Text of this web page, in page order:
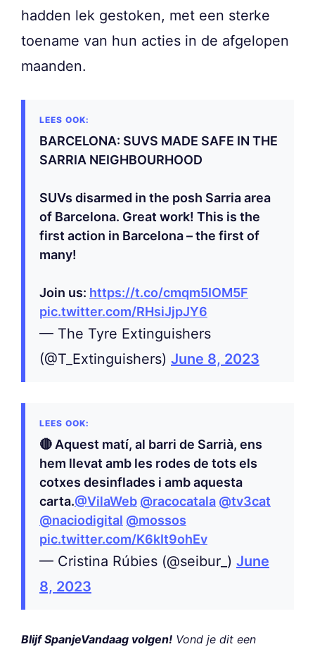
hadden lek gestoken, met een sterke
toename van hun acties in de afgelopen
maanden.
BARCELONA: SUVS MADE SAFE IN THE
SARRIA NEIGHBOURHOOD
SUVs disarmed in the posh Sarria area
of Barcelona. Great work! This is the
first action in Barcelona – the first of
many!
Join us: https://t.co/cmqm5IOM5F
pic.twitter.com/RHsiJjpJY6
— The Tyre Extinguishers
(@T_Extinguishers) June 8, 2023
🔴 Aquest matí, al barri de Sarrià, ens
hem llevat amb les rodes de tots els
cotxes desinflades i amb aquesta
carta.@VilaWeb @racocatala @tv3cat
@naciodigital @mossos
pic.twitter.com/K6kIt9ohEv
— Cristina Rúbies (@seibur_) June
8, 2023
Blijf SpanjeVandaag volgen! Vond je dit een